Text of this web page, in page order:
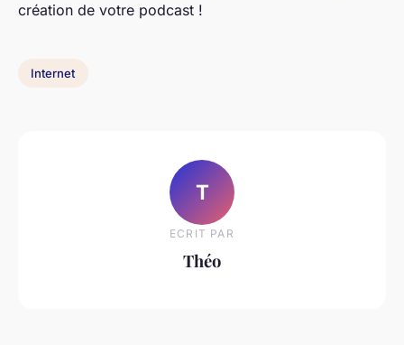
création de votre podcast !
Internet
T
ECRIT PAR
Théo